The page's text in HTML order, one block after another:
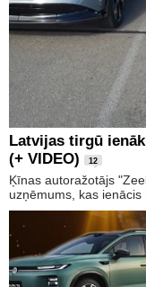
Latvijas tirgū
(+ VIDEO)
12
Ķīnas autoražotājs
uzņēmums, kas ienācis